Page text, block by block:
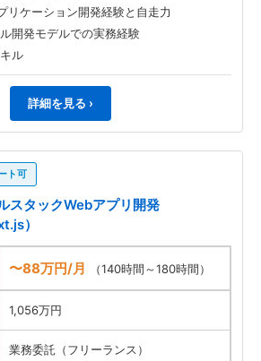
リケーション開発経験と自走力
開発モデルでの実務経験
ル
詳細を見る ›
ト可
スタックWebアプリ開発
）
〜88万円/月 （140時間～180時間）
1,056万円
業務委託（フリーランス）